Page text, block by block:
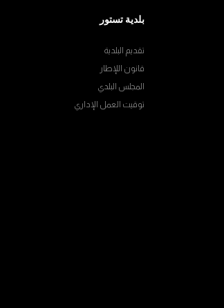
بلدية تستور
تقديم البلدية
قانون اللإطار
المجلس البلدي
توقيت العمل الإداري